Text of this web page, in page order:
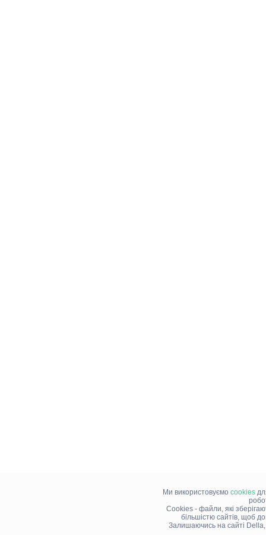
Ми використовуємо cookies
Cookies - файли, які
більшістю сайтів, щоб
Залишаючись на сайті